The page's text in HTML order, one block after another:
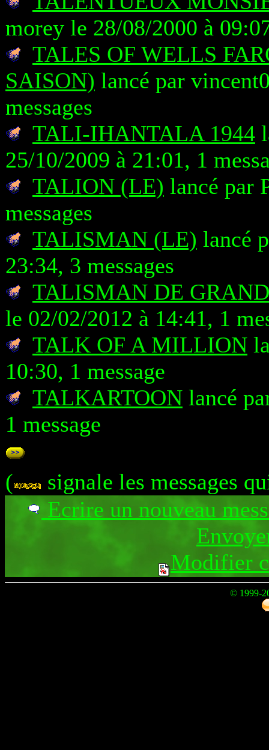
morey le 28/08/2000 à
TALES OF WELLS
SAISON) lancé par
messages
TALI-IHANTALA 1944
25/10/2009 à 21:01, 1
TALION (LE) lancé par
messages
TALISMAN (LE) lancé
23:34, 3 messages
TALISMAN DE
le 02/02/2012 à 14:41, 1
TALK OF A MILLION
10:30, 1 message
TALKARTOON lancé
1 message
(
signale les messages
Ecrire un nouveau
Modifier
© 1999-